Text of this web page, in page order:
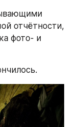
отчётности,
фото- и